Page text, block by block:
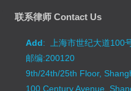
联系律师 Contact Us
Add: 上海市世纪大道100
邮编:200120
9th/24th/25th Floor,
100 Century Avenue,